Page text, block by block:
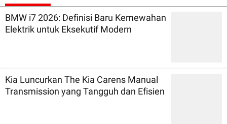
BMW i7 2026: Definisi Baru Kemewahan
Elektrik untuk Eksekutif Modern
Kia Luncurkan The Kia Carens Manual
Transmission yang Tangguh dan Efisien